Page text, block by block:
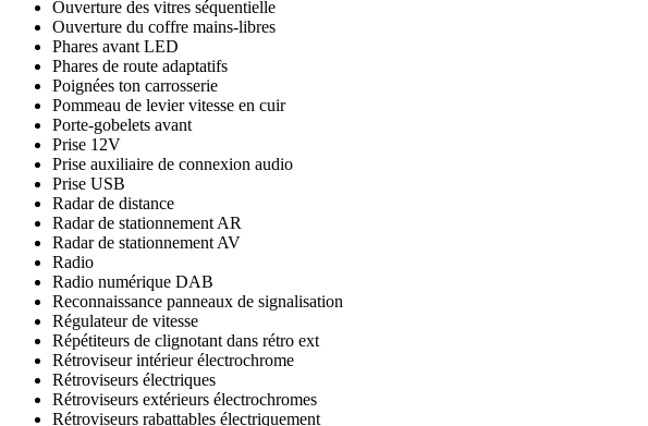
Ouverture des vitres séquentielle
Ouverture du coffre mains-libres
Phares avant LED
Phares de route adaptatifs
Poignées ton carrosserie
Pommeau de levier vitesse en cuir
Porte-gobelets avant
Prise 12V
Prise auxiliaire de connexion audio
Prise USB
Radar de distance
Radar de stationnement AR
Radar de stationnement AV
Radio
Radio numérique DAB
Reconnaissance panneaux de signalisation
Régulateur de vitesse
Répétiteurs de clignotant dans rétro ext
Rétroviseur intérieur électrochrome
Rétroviseurs électriques
Rétroviseurs extérieurs électrochromes
Rétroviseurs rabattables électriquement